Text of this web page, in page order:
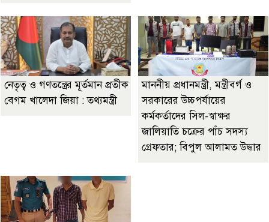
নেতৃত্ব ও গণতন্ত্রের মূর্তমান প্রতীক
বেগম খালেদা জিয়া : তথ্যমন্ত্রী
মাননীয় প্রধানমন্ত্রী, মন্ত্রীবর্গ ও
সরকারের উচ্চপর্যায়ের
কর্মকর্তাদের সিল-স্বাক্ষর
জালিয়াতি চক্রের পাঁচ সদস্য
গ্রেফতার; বিপুল আলামত উদ্ধার